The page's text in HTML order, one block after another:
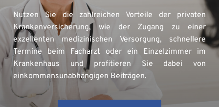
Nutzen Sie die zahlreichen Vorteile der privaten
Krankenversicherung, wie der Zugang zu einer
exzellenten medizinischen Versorgung, schnellere
Termine beim Facharzt oder ein Einzelzimmer im
Krankenhaus und profitieren Sie dabei von
einkommensunabhängigen Beiträgen.